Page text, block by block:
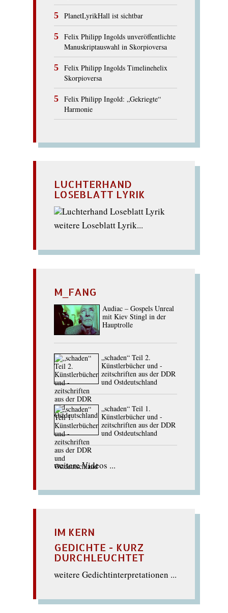
PlanetLyrikHall ist sichtbar
Felix Philipp Ingolds unveröffentlichte
Manuskriptauswahl in Skorpioversa
Felix Philipp Ingolds Timelinehelix
Skorpioversa
Felix Philipp Ingold: „Gekriegte“
Harmonie
LUCHTERHAND
LOSEBLATT LYRIK
weitere Loseblatt Lyrik...
M_FANG
Audiac – Gospels Unreal
mit Kiev Stingl in der
Hauptrolle
„schaden“ Teil 2.
Künstlerbücher und -
zeitschriften aus der DDR
und Ostdeutschland
„schaden“ Teil 1.
Künstlerbücher und -
zeitschriften aus der DDR
und Ostdeutschland
weitere Videos ...
IM KERN
GEDICHTE - KURZ
DURCHLEUCHTET
weitere Gedichtinterpretationen ...